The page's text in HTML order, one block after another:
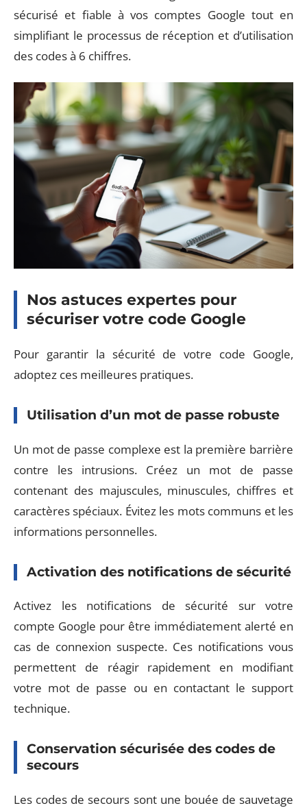
sécurisé et fiable à vos comptes Google tout en
simplifiant le processus de réception et d’utilisation
des codes à 6 chiffres.
Nos astuces expertes pour
sécuriser votre code Google
Pour garantir la sécurité de votre code Google,
adoptez ces meilleures pratiques.
Utilisation d’un mot de passe robuste
Un mot de passe complexe est la première barrière
contre les intrusions. Créez un mot de passe
contenant des majuscules, minuscules, chiffres et
caractères spéciaux. Évitez les mots communs et les
informations personnelles.
Activation des notifications de sécurité
Activez les notifications de sécurité sur votre
compte Google pour être immédiatement alerté en
cas de connexion suspecte. Ces notifications vous
permettent de réagir rapidement en modifiant
votre mot de passe ou en contactant le support
technique.
Conservation sécurisée des codes de
secours
Les codes de secours sont une bouée de sauvetage